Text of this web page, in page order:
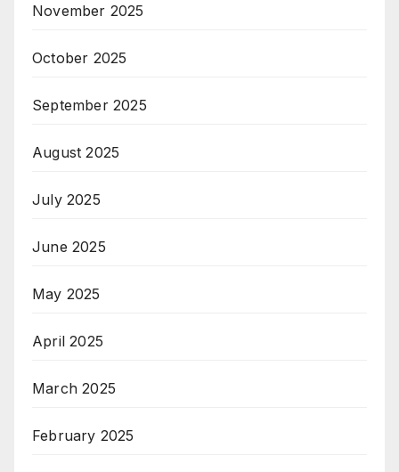
November 2025
October 2025
September 2025
August 2025
July 2025
June 2025
May 2025
April 2025
March 2025
February 2025